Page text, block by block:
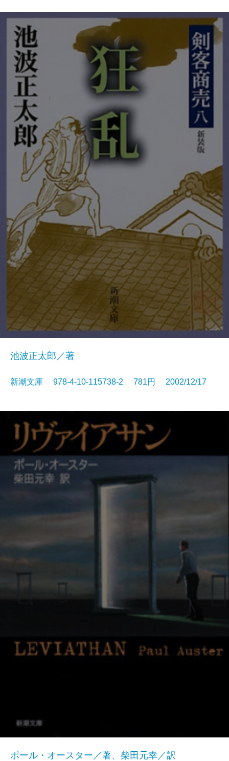
池波正太郎／著
新潮文庫 978-4-10-115738-2 781円 2002/12/17
ポール・オースター／著、柴田元幸／訳